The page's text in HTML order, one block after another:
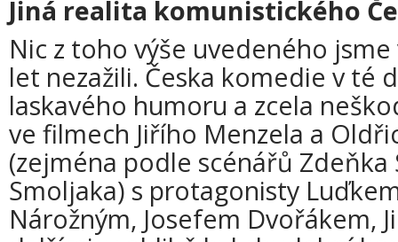
Jiná realita komunistického
Nic z toho výše uvedeného jsme
let nezažili. Česka komedie v té
laskavého humoru a zcela
ve filmech Jiřího Menzela a
(zejména podle scénářů Zdeňka
Smoljaka) s protagonisty
Nárožným, Josefem Dvořákem,